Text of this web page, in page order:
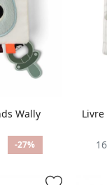
Wally
-27%